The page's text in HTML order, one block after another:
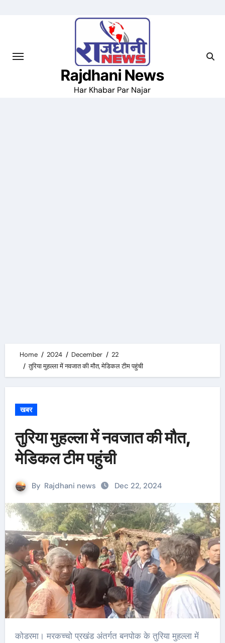
Rajdhani News
Har Khabar Par Najar
Home 2024 December
22
तुरिया मुहल्ला में नवजात की मौत, मेडिकल टीम पहुंची
खबर
तुरिया मुहल्ला में नवजात की मौत,
मेडिकल टीम पहुंची
By Rajdhani news Dec 22, 2024
कोडरमा। मरकच्चो प्रखंड अंतर्गत बनपोक के तुरिया मुहल्ला में